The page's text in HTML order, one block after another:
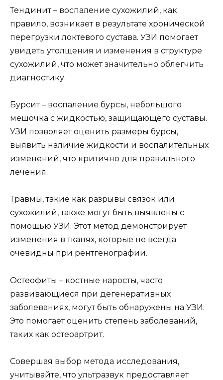
Тендинит – воспаление сухожилий, как
правило, возникает в результате хронической
перегрузки локтевого сустава. УЗИ помогает
увидеть утолщения и изменения в структуре
сухожилий, что может значительно облегчить
диагностику.
Бурсит – воспаление бурсы, небольшого
мешочка с жидкостью, защищающего суставы.
УЗИ позволяет оценить размеры бурсы,
выявить наличие жидкости и воспалительных
изменений, что критично для правильного
лечения.
Травмы, такие как разрывы связок или
сухожилий, также могут быть выявлены с
помощью УЗИ. Этот метод демонстрирует
изменения в тканях, которые не всегда
очевидны при рентгенографии.
Остеофиты – костные наросты, часто
развивающиеся при дегенеративных
заболеваниях, могут быть обнаружены на УЗИ.
Это помогает оценить степень заболеваний,
таких как остеоартрит.
Совершая выбор метода исследования,
учитывайте, что ультразвук предоставляет